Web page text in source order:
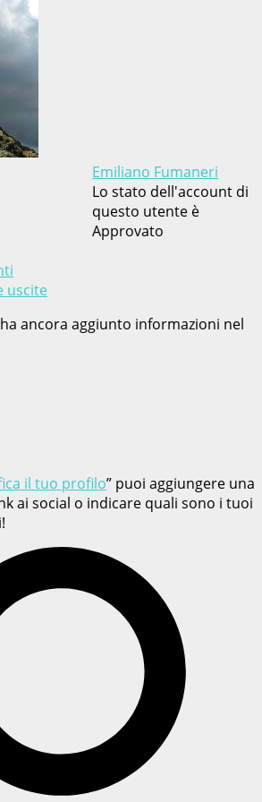
Emiliano Fumaneri
Lo stato dell'account di
questo utente è
Approvato
uscite
ancora aggiunto informazioni nel
il tuo profilo” puoi aggiungere una
ai social o indicare quali sono i tuoi